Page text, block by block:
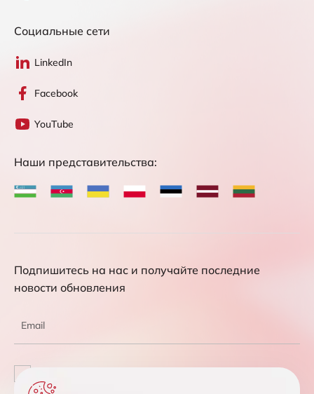
Наши представительства:
Социальные сети
LinkedIn
Facebook
YouTube
Подпишитесь на нас и получайте последние
новости обновления